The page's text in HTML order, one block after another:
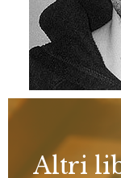
Altri